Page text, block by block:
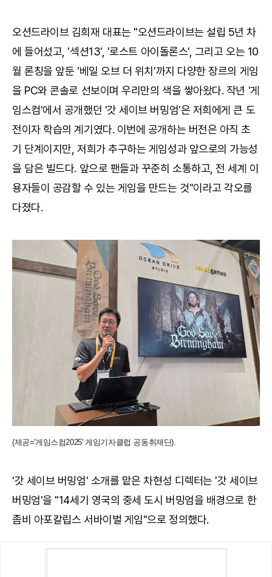
오션드라이브 김희재 대표는 "오션드라이브는 설립 5년 차
에 들어섰고, '섹션13', '로스트 아이돌론스', 그리고 오는 10
월 론칭을 앞둔 '베일 오브 더 위치'까지 다양한 장르의 게임
을 PC와 콘솔로 선보이며 우리만의 색을 쌓아왔다. 작년 '게
임스컴'에서 공개했던 '갓 세이브 버밍엄'은 저희에게 큰 도
전이자 학습의 계기였다. 이번에 공개하는 버전은 아직 초
기 단계이지만, 저희가 추구하는 게임성과 앞으로의 가능성
을 담은 빌드다. 앞으로 팬들과 꾸준히 소통하고, 전 세계 이
용자들이 공감할 수 있는 게임을 만드는 것"이라고 각오를
다졌다.
(제공='게임스컴2025' 게임기자클럽 공동취재단).
'갓 세이브 버밍엄' 소개를 맡은 차현성 디렉터는 '갓 세이브
버밍엄'을 "14세기 영국의 중세 도시 버밍엄을 배경으로 한
좀비 아포칼립스 서바이벌 게임"으로 정의했다.